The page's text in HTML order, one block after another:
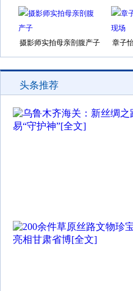
脸撞衫撞男友
摄影师实拍母亲剖腹产子 章子
头条推荐